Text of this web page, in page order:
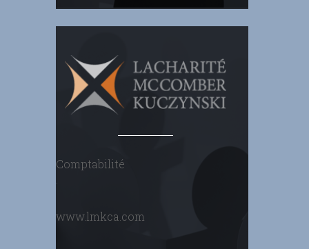
Comptabilité
www.lmkca.com